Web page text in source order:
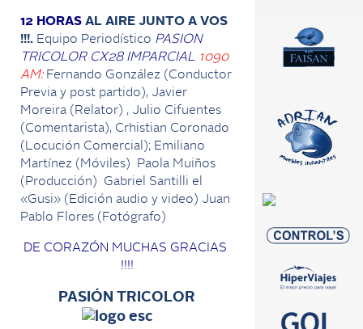
12 HORAS AL AIRE JUNTO A VOS
!!!. Equipo Periodístico PASION
TRICOLOR CX28 IMPARCIAL 1090
AM:Fernando González (Conductor
Previa y post partido), Javier
Moreira (Relator) , Julio Cifuentes
(Comentarista), Crhistian Coronado
(Locución Comercial); Emiliano
Martínez (Móviles) Paola Muiños
(Producción) Gabriel Santilli el
«Gusi» (Edición audio y video) Juan
Pablo Flores (Fotógrafo)
DE CORAZÓN MUCHAS GRACIAS
!!!!
PASIÓN TRICOLOR